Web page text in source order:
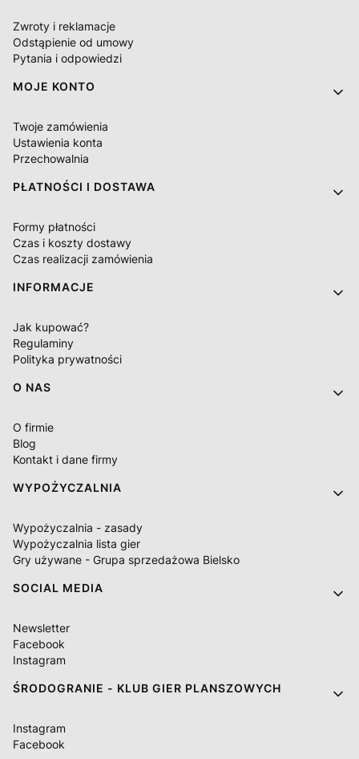
Zwroty i reklamacje
Odstąpienie od umowy
Pytania i odpowiedzi
MOJE KONTO
Twoje zamówienia
Ustawienia konta
Przechowalnia
PŁATNOŚCI I DOSTAWA
Formy płatności
Czas i koszty dostawy
Czas realizacji zamówienia
INFORMACJE
Jak kupować?
Regulaminy
Polityka prywatności
O NAS
O firmie
Blog
Kontakt i dane firmy
WYPOŻYCZALNIA
Wypożyczalnia - zasady
Wypożyczalnia lista gier
Gry używane - Grupa sprzedażowa Bielsko
SOCIAL MEDIA
Newsletter
Facebook
Instagram
ŚRODOGRANIE - KLUB GIER PLANSZOWYCH
Instagram
Facebook